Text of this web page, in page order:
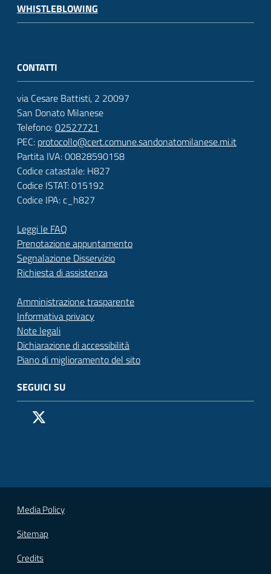
WHISTLEBLOWING
CONTATTI
via Cesare Battisti, 2 20097
San Donato Milanese
Telefono:02527721
PEC: protocollo@cert.comune.sandonatomilanese.mi.it
Partita IVA: 00828590158
Codice catastale: H827
Codice ISTAT: 015192
Codice IPA: c_h827
Leggi le FAQ
Prenotazione appuntamento
Segnalazione Disservizio
Richiesta di assistenza
Amministrazione trasparente
Informativa privacy
Note legali
Dichiarazione di accessibilità
Piano di miglioramento del sito
SEGUICI SU
Pagina Facebook del Comune di San Donato Milanese
Vai alla pagina
Media Policy
Sitemap
Credits